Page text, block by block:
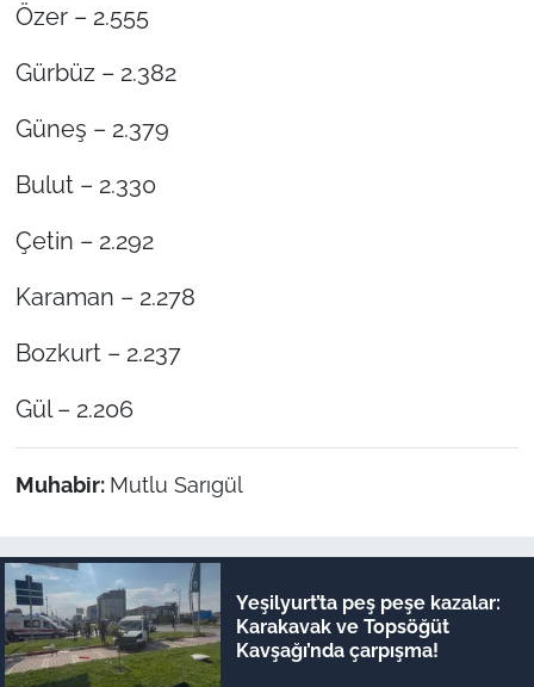
Özer – 2.555
Gürbüz – 2.382
Güneş – 2.379
Bulut – 2.330
Çetin – 2.292
Karaman – 2.278
Bozkurt – 2.237
Gül – 2.206
Muhabir: Mutlu Sarıgül
Yeşilyurt’ta peş peşe kazalar:
Karakavak ve Topsöğüt
Kavşağı’nda çarpışma!